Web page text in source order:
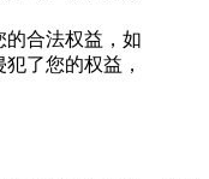
的合法权益，如
了您的权益，